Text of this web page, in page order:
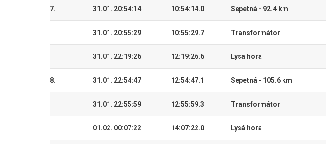
7. 31.01. 20:54:14 10:54:14.0 Sepetná - 92.4 km
31.01. 20:55:29 10:55:29.7 Transformátor
31.01. 22:19:26 12:19:26.6 Lysá hora
8. 31.01. 22:54:47 12:54:47.1 Sepetná - 105.6 km
31.01. 22:55:59 12:55:59.3 Transformátor
01.02. 00:07:22 14:07:22.0 Lysá hora